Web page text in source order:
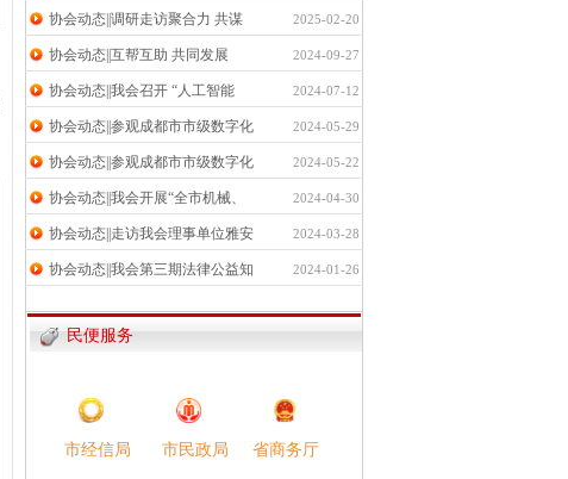
协会动态||调研走访聚合力 共谋 2025-02-20
协会动态||互帮互助 共同发展 2024-09-27
协会动态||我会召开 “人工智能 2024-07-12
协会动态||参观成都市市级数字化 2024-05-29
协会动态||参观成都市市级数字化 2024-05-22
协会动态||我会开展“全市机械、 2024-04-30
协会动态||走访我会理事单位雅安 2024-03-28
协会动态||我会第三期法律公益知 2024-01-26
民便服务
省商务厅
市经信局​ 市民政局​